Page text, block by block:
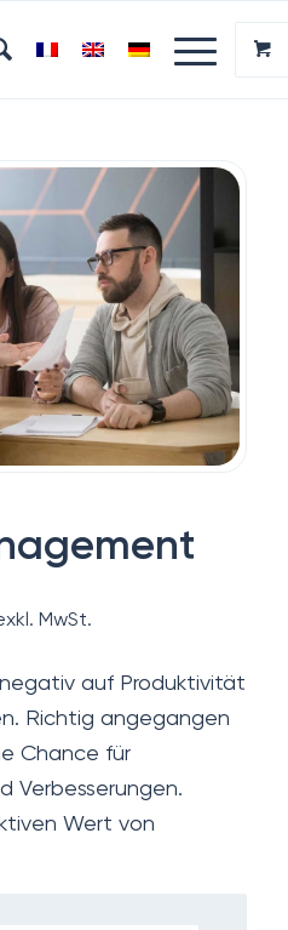
MwSt.
auf Produktivität
Richtig angegangen
Chance für
Verbesserungen.
Wert von